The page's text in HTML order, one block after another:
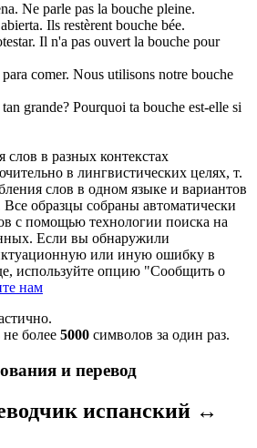
Ne parle pas la bouche pleine.
abierta. Ils restèrent bouche bée.
Il n'a pas ouvert la bouche pour
para comer. Nous utilisons notre bouche
tan grande? Pourquoi ta bouche est-elle si
в разных контекстах
в лингвистических целях, т.
слов в одном языке и вариантов
образцы собраны автоматически
с помощью технологии поиска на
Если вы обнаружили
или иную ошибку в
используйте опцию "Сообщить о
нам
более 5000 символов за один раз.
и перевод
испанский ↔